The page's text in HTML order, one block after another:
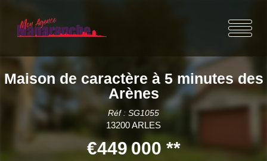
Maison de caractère à 5 minutes des
Arènes
Réf : SG1055
13200 ARLES
€449 000 **